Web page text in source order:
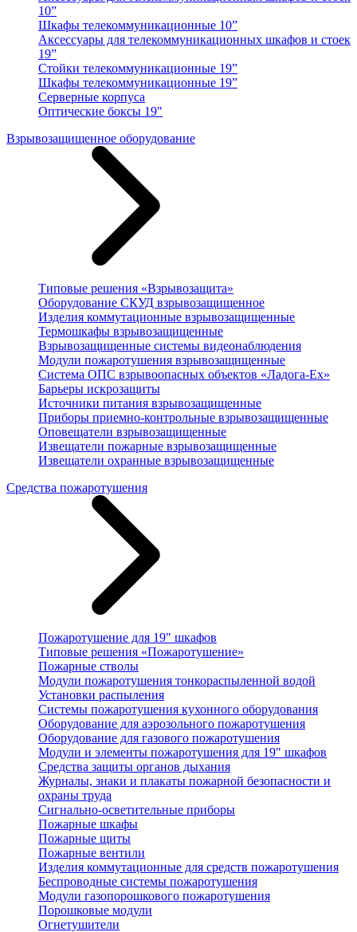
10”
Шкафы телекоммуникационные 10”
Аксессуары для телекоммуникационных шкафов и стоек
19”
Стойки телекоммуникационные 19”
Шкафы телекоммуникационные 19”
Серверные корпуса
Оптические боксы 19"
Взрывозащищенное оборудование
Типовые решения «Взрывозащита»
Оборудование СКУД взрывозащищенное
Изделия коммутационные взрывозащищенные
Термошкафы взрывозащищенные
Взрывозащищенные системы видеонаблюдения
Модули пожаротушения взрывозащищенные
Система ОПС взрывоопасных объектов «Ладога-Ex»
Барьеры искрозащиты
Источники питания взрывозащищенные
Приборы приемно-контрольные взрывозащищенные
Оповещатели взрывозащищенные
Извещатели пожарные взрывозащищенные
Извещатели охранные взрывозащищенные
Средства пожаротушения
Пожаротушение для 19" шкафов
Типовые решения «Пожаротушение»
Пожарные стволы
Модули пожаротушения тонкораспыленной водой
Установки распыления
Системы пожаротушения кухонного оборудования
Оборудование для аэрозольного пожаротушения
Оборудование для газового пожаротушения
Модули и элементы пожаротушения для 19" шкафов
Средства защиты органов дыхания
Журналы, знаки и плакаты пожарной безопасности и
охраны труда
Сигнально-осветительные приборы
Пожарные шкафы
Пожарные щиты
Пожарные вентили
Изделия коммутационные для средств пожаротушения
Беспроводные системы пожаротушения
Модули газопорошкового пожаротушения
Порошковые модули
Огнетушители